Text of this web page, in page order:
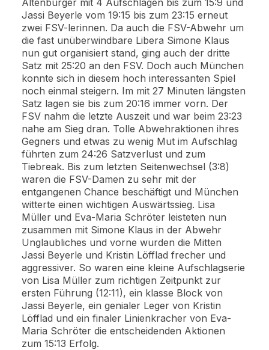
Jassi Beyerle vom 19:15 bis zum 23:15 erneut
zwei FSV-lerinnen. Da auch die FSV-Abwehr um
die fast unüberwindbare Libera Simone Klaus
nun gut organisiert stand, ging auch der dritte
Satz mit 25:20 an den FSV. Doch auch München
konnte sich in diesem hoch interessanten Spiel
noch einmal steigern. Im mit 27 Minuten längsten
Satz lagen sie bis zum 20:16 immer vorn. Der
FSV nahm die letzte Auszeit und war beim 23:23
nahe am Sieg dran. Tolle Abwehraktionen ihres
Gegners und etwas zu wenig Mut im Aufschlag
führten zum 24:26 Satzverlust und zum
Tiebreak. Bis zum letzten Seitenwechsel (3:8)
waren die FSV-Damen zu sehr mit der
entgangenen Chance beschäftigt und München
witterte einen wichtigen Auswärtssieg. Lisa
Müller und Eva-Maria Schröter leisteten nun
zusammen mit Simone Klaus in der Abwehr
Unglaubliches und vorne wurden die Mitten
Jassi Beyerle und Kristin Löfflad frecher und
aggressiver. So waren eine kleine Aufschlagserie
von Lisa Müller zum richtigen Zeitpunkt zur
ersten Führung (12:11), ein klasse Block von
Jassi Beyerle, ein genialer Leger von Kristin
Löfflad und ein finaler Linienkracher von Eva-
Maria Schröter die entscheidenden Aktionen
zum 15:13 Erfolg.